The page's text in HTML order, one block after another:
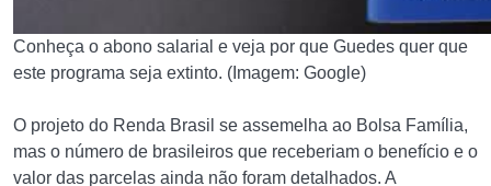
Conheça o abono salarial e veja por que Guedes quer que
este programa seja extinto. (Imagem: Google)
O projeto do Renda Brasil se assemelha ao Bolsa Família,
mas o número de brasileiros que receberiam o benefício e o
valor das parcelas ainda não foram detalhados. A